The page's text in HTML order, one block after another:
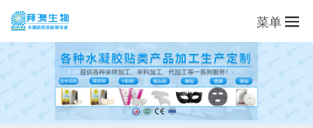
菜单